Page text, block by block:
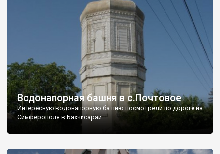
Водонапорная башня в с.Почтовое
Интересную водонапорную башню посмотрели по дороге из
Симферополя в Бахчисарай.